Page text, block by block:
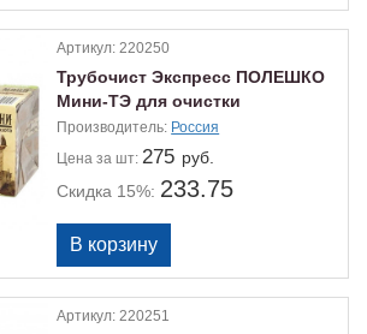
Артикул:220250
Трубочист Экспресс ПОЛЕШКО
Мини-ТЭ для очистки
дымоходов
Производитель: Россия
Цена за шт:275 руб.
Скидка 15%: 233.75
Артикул:220251